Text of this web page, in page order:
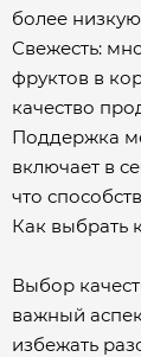
более
Свежесть:
фруктов в
качество
Поддержка
включает в
что
Как выбрать
Выбор
важный
избежать